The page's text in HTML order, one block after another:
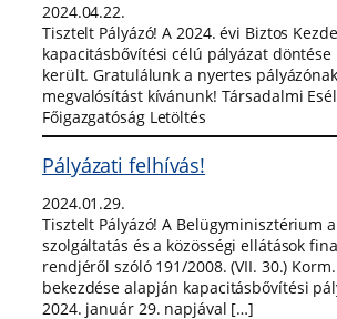
2024.04.22.
Tisztelt Pályázó! A 2024. évi Biztos
kapacitásbővítési célú pályázat
került. Gratulálunk a nyertes
megvalósítást kívánunk! Társadalmi
Főigazgatóság Letöltés
Pályázati felhívás!
2024.01.29.
Tisztelt Pályázó! A Belügyminisztérium
szolgáltatás és a közösségi ellátások
rendjéről szóló 191/2008. (VII. 30.)
bekezdése alapján kapacitásbővítési
2024. január 29. napjával […]